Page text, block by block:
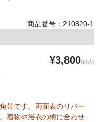
商品番号：210820-1
¥3,800(税込)
帯です。両面表のリバー
着物や浴衣の柄に合わせ